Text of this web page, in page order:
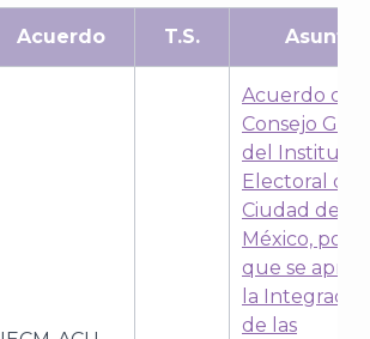
Acuerdo T.S. Asunto
Acuerdo del
Consejo
del Instituto
Electoral de
Ciudad de
México, por
que se
la
de las